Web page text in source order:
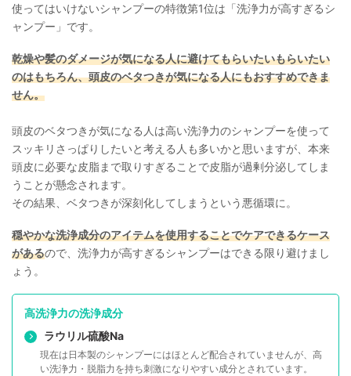
使ってはいけないシャンプーの特徴第1位は「洗浄力が高すぎるシ
ャンプー」です。
乾燥や髪のダメージが気になる人に避けてもらいたいもらいたい
のはもちろん、頭皮のベタつきが気になる人にもおすすめできま
せん。
頭皮のベタつきが気になる人は高い洗浄力のシャンプーを使って
スッキリさっぱりしたいと考える人も多いかと思いますが、本来
頭皮に必要な皮脂まで取りすぎることで皮脂が過剰分泌してしま
うことが懸念されます。
その結果、ベタつきが深刻化してしまうという悪循環に。
穏やかな洗浄成分のアイテムを使用することでケアできるケース
があるので、洗浄力が高すぎるシャンプーはできる限り避けまし
ょう。
高洗浄力の洗浄成分
ラウリル硫酸Na
現在は日本製のシャンプーにはほとんど配合されていませんが、高
い洗浄力・脱脂力を持ち刺激になりやすい成分とされています。